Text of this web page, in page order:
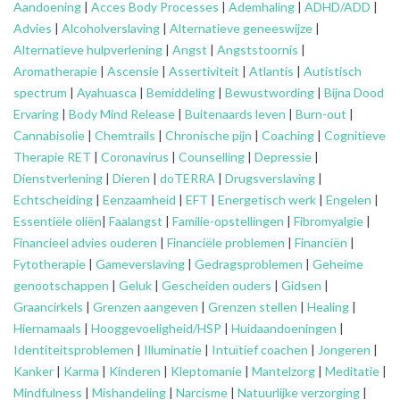
Aandoening | Acces Body Processes | Ademhaling | ADHD/ADD |
Advies | Alcoholverslaving | Alternatieve geneeswijze |
Alternatieve hulpverlening | Angst | Angststoornis |
Aromatherapie | Ascensie | Assertiviteit | Atlantis | Autistisch
spectrum | Ayahuasca | Bemiddeling | Bewustwording | Bijna Dood
Ervaring | Body Mind Release | Buitenaards leven | Burn-out |
Cannabisolie | Chemtrails | Chronische pijn | Coaching | Cognitieve
Therapie RET | Coronavirus | Counselling | Depressie |
Dienstverlening | Dieren | doTERRA | Drugsverslaving |
Echtscheiding | Eenzaamheid | EFT | Energetisch werk | Engelen |
Essentiële oliën| Faalangst | Familie-opstellingen | Fibromyalgie |
Financieel advies ouderen | Financiële problemen | Financiën |
Fytotherapie | Gameverslaving | Gedragsproblemen | Geheime
genootschappen | Geluk | Gescheiden ouders | Gidsen |
Graancirkels | Grenzen aangeven | Grenzen stellen | Healing |
Hiernamaals | Hooggevoeligheid/HSP | Huidaandoeningen |
Identiteitsproblemen | Illuminatie | Intuïtief coachen | Jongeren |
Kanker | Karma | Kinderen | Kleptomanie | Mantelzorg | Meditatie |
Mindfulness | Mishandeling | Narcisme | Natuurlijke verzorging |